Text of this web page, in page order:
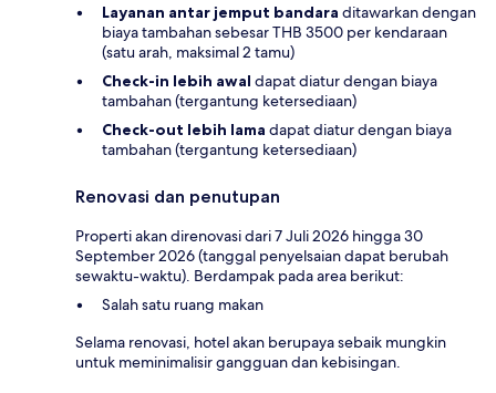
Layanan antar jemput bandara ditawarkan dengan
biaya tambahan sebesar THB 3500 per kendaraan
(satu arah, maksimal 2 tamu)
Check-in lebih awal dapat diatur dengan biaya
tambahan (tergantung ketersediaan)
Check-out lebih lama dapat diatur dengan biaya
tambahan (tergantung ketersediaan)
Renovasi dan penutupan
Properti akan direnovasi dari 7 Juli 2026 hingga 30
September 2026 (tanggal penyelsaian dapat berubah
sewaktu-waktu). Berdampak pada area berikut:
Salah satu ruang makan
Selama renovasi, hotel akan berupaya sebaik mungkin
untuk meminimalisir gangguan dan kebisingan.